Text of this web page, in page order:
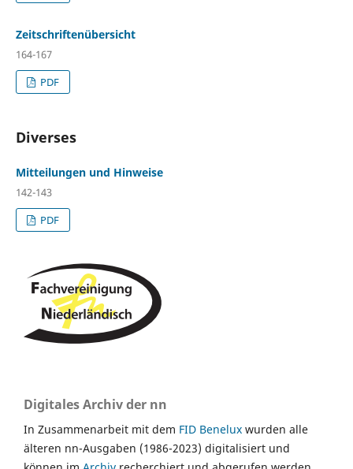
Zeitschriftenübersicht
164-167
PDF
Diverses
Mitteilungen und Hinweise
142-143
PDF
Digitales Archiv der nn
In Zusammenarbeit mit dem FID Benelux wurden alle
älteren nn-Ausgaben (1986-2023) digitalisiert und